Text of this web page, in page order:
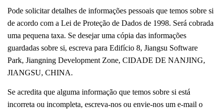
Pode solicitar detalhes de informações pessoais que temos sobre si
de acordo com a Lei de Proteção de Dados de 1998. Será cobrada
uma pequena taxa. Se desejar uma cópia das informações
guardadas sobre si, escreva para Edifício 8, Jiangsu Software
Park, Jiangning Development Zone, CIDADE DE NANJING,
JIANGSU, CHINA.
Se acredita que alguma informação que temos sobre si está
incorreta ou incompleta, escreva-nos ou envie-nos um e-mail o